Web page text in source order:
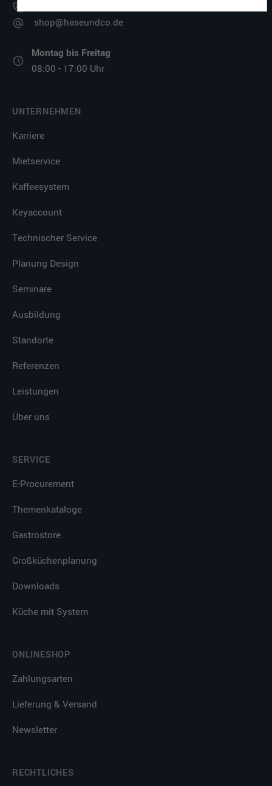
shop@haseundco.de
Montag bis Freitag
08:00 - 17:00 Uhr
UNTERNEHMEN
Karriere
Mietservice
Kaffeesystem
Keyaccount
Technischer Service
Planung Design
Seminare
Ausbildung
Standorte
Referenzen
Leistungen
Über uns
SERVICE
E-Procurement
Themenkataloge
Gastrostore
Großküchenplanung
Downloads
Küche mit System
ONLINESHOP
Zahlungsarten
Lieferung & Versand
Newsletter
RECHTLICHES